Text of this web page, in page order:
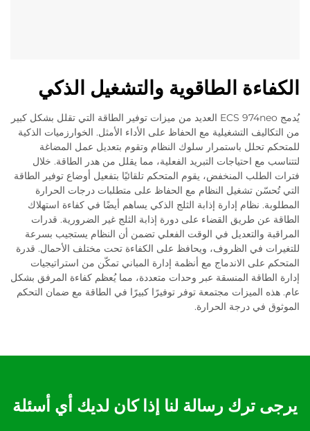
الكفاءة الطاقوية والتشغيل الذكي
يُدمج ECS 974neo العديد من ميزات توفير الطاقة التي تقلل بشكل كبير
من التكاليف التشغيلية مع الحفاظ على الأداء الأمثل. الخوارزميات الذكية
للمتحكم تحلل باستمرار سلوك النظام وتقوم بتعديل عمل المضاغة
لتتناسب مع احتياجات التبريد الفعلية، مما يقلل من هدر الطاقة. خلال
فترات الطلب المنخفض، يقوم المتحكم تلقائيًا بتفعيل أوضاع توفير الطاقة
التي تُحسّن تشغيل النظام مع الحفاظ على متطلبات درجات الحرارة
المطلوبة. نظام إدارة إذابة الثلج الذكي يساهم أيضًا في كفاءة استهلاك
الطاقة عن طريق القضاء على دورة إذابة الثلج غير الضرورية. قدرات
المراقبة والتعديل في الوقت الفعلي تضمن أن النظام يستجيب بسرعة
للتغيرات في الظروف، ويحافظ على الكفاءة تحت مختلف الأحمال. قدرة
المتحكم على الاندماج مع أنظمة إدارة المباني تمكّن من استراتيجيات
إدارة الطاقة المنسقة عبر وحدات متعددة، مما يُعظم كفاءة المرفق بشكل
عام. هذه الميزات مجتمعة توفر توفيرًا كبيرًا في الطاقة مع ضمان التحكم
الموثوق في درجة الحرارة.
يرجى ترك رسالة لنا إذا كان لديك أي أسئلة